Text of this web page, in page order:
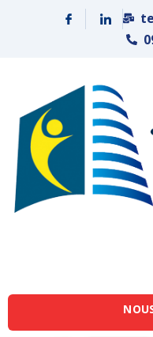
Panneau de gestion des